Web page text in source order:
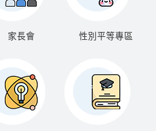
家長會 性別平等專區